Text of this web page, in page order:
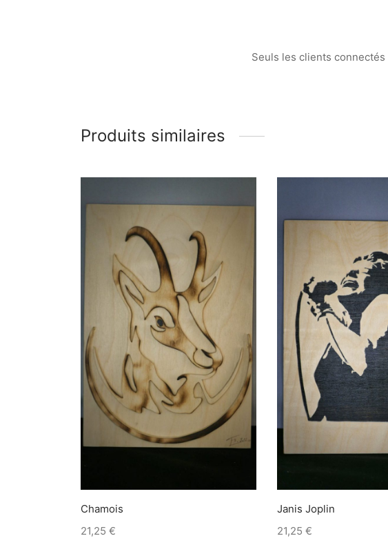
Seuls les clients
Produits similaires
Chamois
21,25 €
Janis Joplin
21,25 €